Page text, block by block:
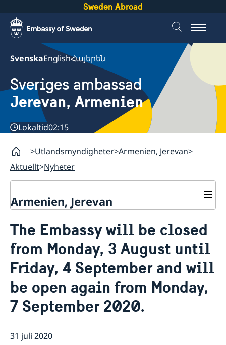
Sweden Abroad
SvenskaEnglishՀայերեն
Sveriges ambassad
Jerevan, Armenien
Lokaltid02:15
Utlandsmyndigheter Armenien, Jerevan
Aktuellt Nyheter
Armenien, Jerevan
Om oss
Ambassadören
Så stöttar vi svenska företag
Team Sweden
Så kan du få stöd
Svenska företag i Armenien
Anmäl handelshinder
Aktuellt
Nyheter
Röstmottagning EU-Val 2024
ArtNexus
The Embassy will be closed
from Monday, 3 August until
Friday, 4 September and will
be open again from Monday,
7 September 2020.
31 juli 2020